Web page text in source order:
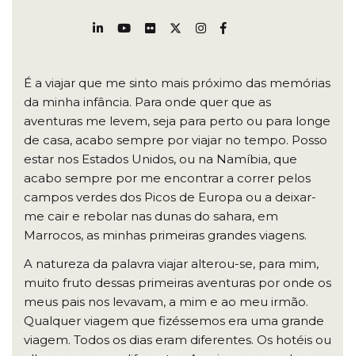
É a viajar que me sinto mais próximo das memórias
da minha infância. Para onde quer que as
aventuras me levem, seja para perto ou para longe
de casa, acabo sempre por viajar no tempo. Posso
estar nos Estados Unidos, ou na Namíbia, que
acabo sempre por me encontrar a correr pelos
campos verdes dos Picos de Europa ou a deixar-
me cair e rebolar nas dunas do sahara, em
Marrocos, as minhas primeiras grandes viagens.
A natureza da palavra viajar alterou-se, para mim,
muito fruto dessas primeiras aventuras por onde os
meus pais nos levavam, a mim e ao meu irmão.
Qualquer viagem que fizéssemos era uma grande
viagem. Todos os dias eram diferentes. Os hotéis ou